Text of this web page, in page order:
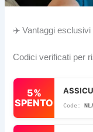
✈️ Vantaggi esclusivi
Codici verificati per
5%
SPENTO